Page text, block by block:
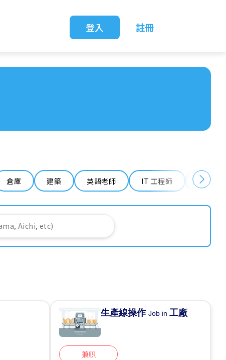
登入 註冊
倉庫 建築 英語老師 IT 工程師 清潔
生產線操作Job in工廠
兼职